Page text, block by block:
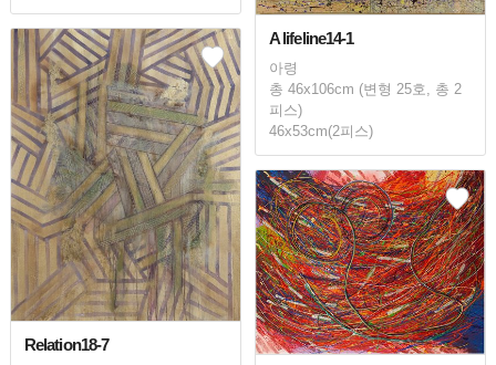
A lifeline14-1
아령
총 46x106cm (변형 25호, 총 2
피스)
46x53cm(2피스)
Relation18-7